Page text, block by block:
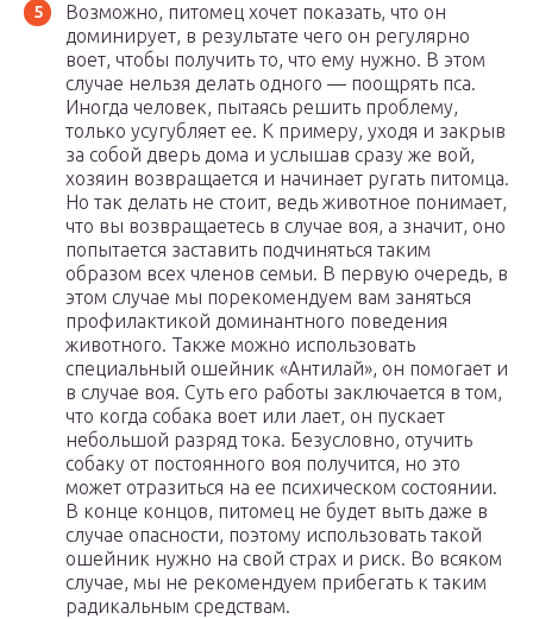
Возможно, питомец хочет показать, что он
доминирует, в результате чего он регулярно
воет, чтобы получить то, что ему нужно. В этом
случае нельзя делать одного — поощрять пса.
Иногда человек, пытаясь решить проблему,
только усугубляет ее. К примеру, уходя и закрыв
за собой дверь дома и услышав сразу же вой,
хозяин возвращается и начинает ругать питомца.
Но так делать не стоит, ведь животное понимает,
что вы возвращаетесь в случае воя, а значит, оно
попытается заставить подчиняться таким
образом всех членов семьи. В первую очередь, в
этом случае мы порекомендуем вам заняться
профилактикой доминантного поведения
животного. Также можно использовать
специальный ошейник «Антилай», он помогает и
в случае воя. Суть его работы заключается в том,
что когда собака воет или лает, он пускает
небольшой разряд тока. Безусловно, отучить
собаку от постоянного воя получится, но это
может отразиться на ее психическом состоянии.
В конце концов, питомец не будет выть даже в
случае опасности, поэтому использовать такой
ошейник нужно на свой страх и риск. Во всяком
случае, мы не рекомендуем прибегать к таким
радикальным средствам.